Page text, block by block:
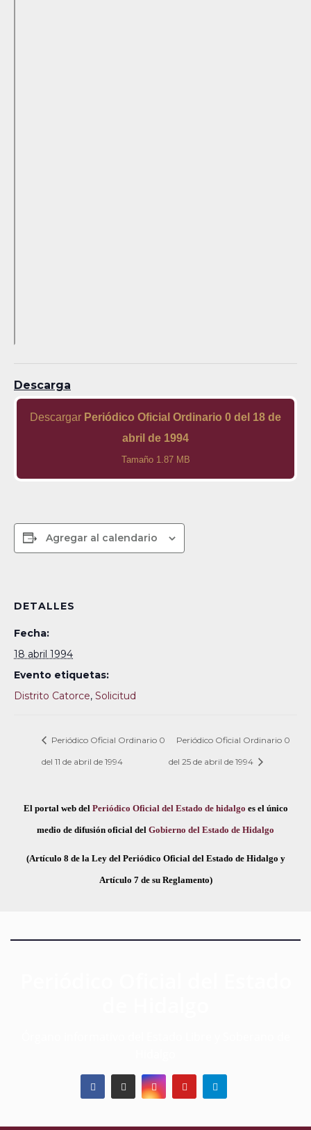
Descarga
Descargar Periódico Oficial Ordinario 0 del 18 de
abril de 1994
Tamaño 1.87 MB
Agregar al calendario
DETALLES
Fecha:
18 abril 1994
Evento etiquetas:
Distrito Catorce, Solicitud
Periódico Oficial Ordinario 0
del 11 de abril de 1994
Periódico Oficial Ordinario 0
del 25 de abril de 1994
El portal web del Periódico Oficial del Estado de hidalgo es el único
medio de difusión oficial del Gobierno del Estado de Hidalgo
(Artículo 8 de la Ley del Periódico Oficial del Estado de Hidalgo y
Artículo 7 de su Reglamento)